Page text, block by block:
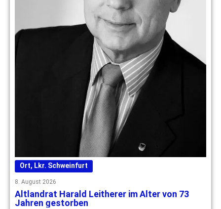
Ort, Lkr. Schweinfurt
8. August 2026
Altlandrat Harald Leitherer im Alter von 73
Jahren gestorben